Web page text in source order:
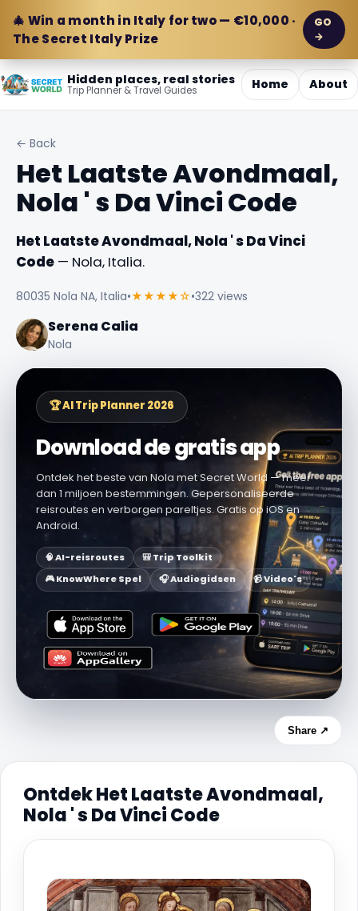
🎄 Win a month in Italy for two — €10,000 ·
The Secret Italy Prize
GO
→
Hidden places, real stories
Trip Planner & Travel Guides Home About
← Back
Het Laatste Avondmaal,
Nola ' s Da Vinci Code
Het Laatste Avondmaal, Nola ' s Da Vinci
Code — Nola, Italia.
80035 Nola NA, Italia•★★★★☆•322 views
Serena Calia
Nola
🏆 AI Trip Planner 2026
Download de gratis app
Ontdek het beste van Nola met Secret World — meer
dan 1 miljoen bestemmingen. Gepersonaliseerde
reisroutes en verborgen pareltjes. Gratis op iOS en
Android.
🧠 AI-reisroutes
🎒 Trip Toolkit
🎮 KnowWhere Spel
🎧 Audiogidsen 📹 Video's
Share ↗
Ontdek Het Laatste Avondmaal,
Nola ' s Da Vinci Code